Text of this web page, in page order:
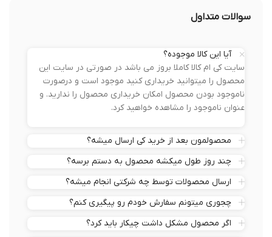
سوالات متداول
آیا این کالا موجوده؟
سایت کی ام کالا کاملا بروز می باشد در صورتی در سایت این
محصول را میتوانید خریداری کنید موجود است و درصورت
ناموجود بودن محصول امکان خریداری محصول را ندارید. و
عنوان ناموجود را مشاهده خواهید کرد.
محصولمون بعد از خرید کی ارسال میشه؟
چند روز طول میکشه محصول به دستم برسه؟
ارسال محصولات توسط چه شرکتی انجام میشه؟
چجوری میتونم سفارش خودم رو پیگیری کنم؟
اگر محصول مشکل داشت چیکار باید کرد؟